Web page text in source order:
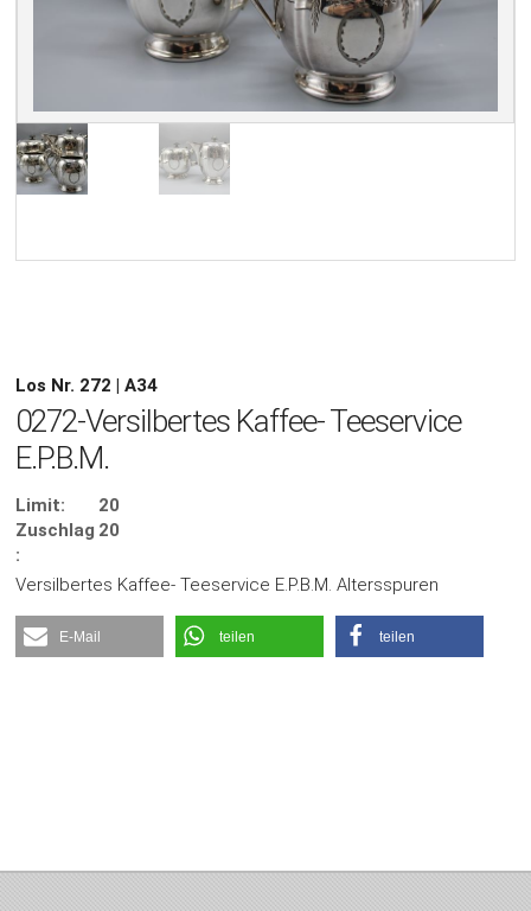
Los Nr. 272 | A34
0272-Versilbertes Kaffee- Teeservice
E.P.B.M.
Limit:
20
Zuschlag
:
20
Versilbertes Kaffee- Teeservice E.P.B.M. Altersspuren
E-Mail teilen teilen